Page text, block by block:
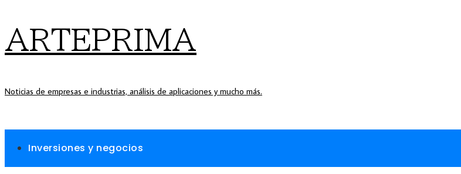
ARTEPRIMA
Noticias de empresas e industrias, análisis de aplicaciones y mucho más.
Inversiones y negocios